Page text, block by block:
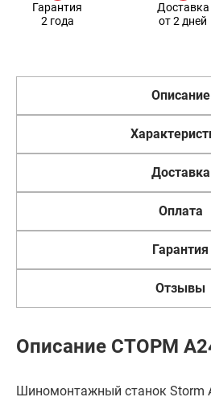
Гарантия
2 года
Доставка
от 2 дней
Описание
Доставка
Оплата
Гарантия
Отзывы
Описание СТОРМ
Шиномонтажный станок Storm